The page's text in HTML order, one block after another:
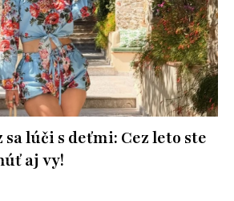
lúči s deťmi: Cez leto ste
aj vy!